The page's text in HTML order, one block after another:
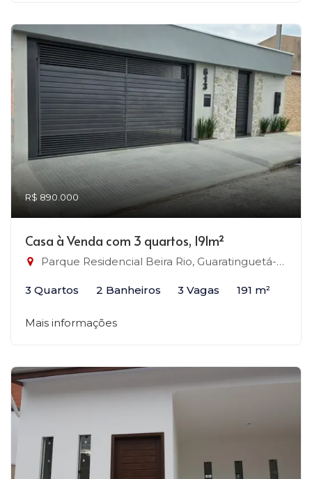
R$ 890.000
Casa à Venda com 3 quartos, 191m²
Parque Residencial Beira Rio, Guaratinguetá-SP
3 Quartos 2 Banheiros 3 Vagas 191 m²
Mais informações